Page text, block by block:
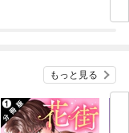
もっと見る